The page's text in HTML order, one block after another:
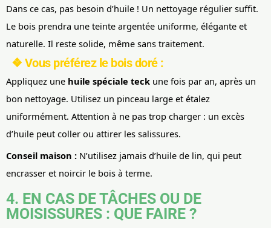
Dans ce cas, pas besoin d’huile ! Un nettoyage régulier suffit.
Le bois prendra une teinte argentée uniforme, élégante et
naturelle. Il reste solide, même sans traitement.
❖ Vous préférez le bois doré :
Appliquez une huile spéciale teck une fois par an, après un
bon nettoyage. Utilisez un pinceau large et étalez
uniformément. Attention à ne pas trop charger : un excès
d’huile peut coller ou attirer les salissures.
Conseil maison : N’utilisez jamais d’huile de lin, qui peut
encrasser et noircir le bois à terme.
4. EN CAS DE TÂCHES OU DE
MOISISSURES : QUE FAIRE ?